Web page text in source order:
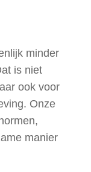
minder
is niet
ook voor
Onze
manier